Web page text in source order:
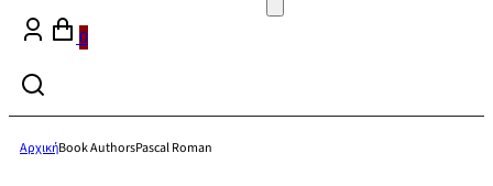
0
ΑρχικήBook AuthorsPascal Roman